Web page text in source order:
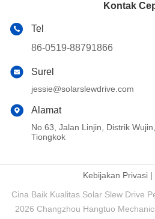
Kontak
Tel
86-0519-88791866
Surel
jessie@solarslewdrive.com
Alamat
No.63, Jalan Linjin, Distrik
Tiongkok
Kebijakan Privasi |
Cina Baik Kualitas Solar Slew Drive
2026 Changzhou Hangtuo